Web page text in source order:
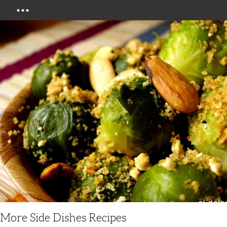
More Side Dishes Recipes